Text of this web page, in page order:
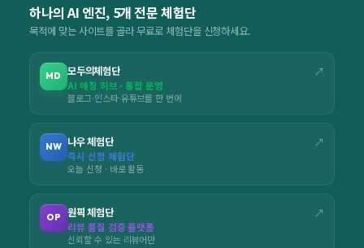
하나의 AI 엔진, 5개 전문 체험단
목적에 맞는 사이트를 골라 무료로 체험단을 신청하세요.
MD 모두의체험단 ↗
AI 매칭 허브 · 통합 운영
블로그·인스타·유튜브를 한 번에
NW 나우 체험단 ↗
즉시 신청 체험단
오늘 신청 · 바로 활동
OP 원픽 체험단 ↗
리뷰 품질 검증 플랫폼
신뢰할 수 있는 리뷰어만